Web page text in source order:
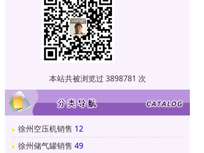
本站共被浏览过 3898781 次
徐州空压机销售 12
徐州储气罐销售 49